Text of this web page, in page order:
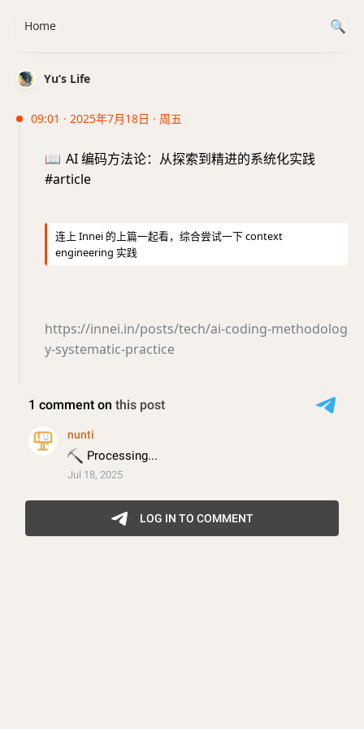
Yu’s Life
09:01 · 2025年7月18日 · 周五
📖 AI 编码方法论：从探索到精进的系统化实践
#article
连上 Innei 的上篇一起看，综合尝试一下 context
engineering 实践
https://innei.in/posts/tech/ai-coding-methodolog
y-systematic-practice
Home